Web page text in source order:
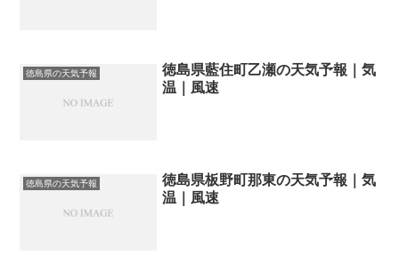
徳島県の天気予報
徳島県藍住町乙瀬の天気予報｜気
温｜風速
徳島県の天気予報
徳島県板野町那東の天気予報｜気
温｜風速